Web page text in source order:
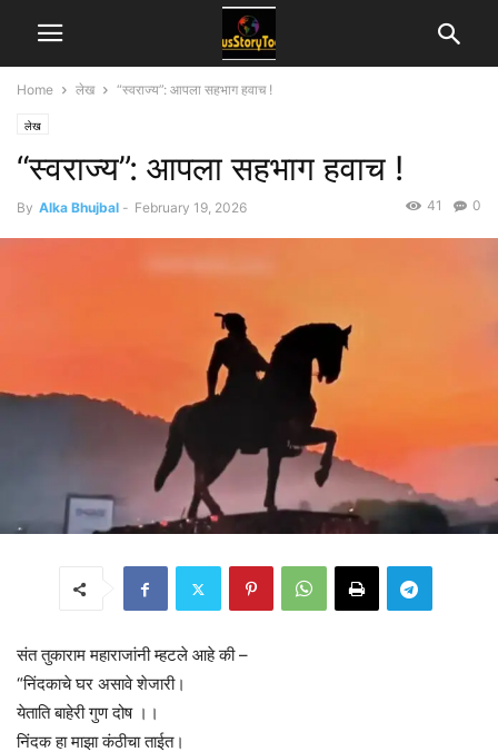
Home लेख “स्वराज्य”: आपला सहभाग हवाच !
लेख
“स्वराज्य”: आपला सहभाग हवाच !
By Alka Bhujbal - February 19, 2026 0
41
संत तुकाराम महाराजांनी म्हटले आहे की –
“निंदकाचे घर असावे शेजारी।
येताति बाहेरी गुण दोष ।।
निंदक हा माझा कंठीचा ताईत।